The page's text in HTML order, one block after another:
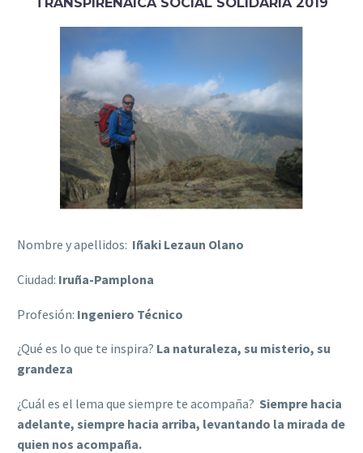
Nombre y apellidos: Iñaki Lezaun Olano
Ciudad: Iruña-Pamplona
Profesión: Ingeniero Técnico
¿Qué es lo que te inspira? La naturaleza, su misterio, su
grandeza
¿Cuál es el lema que siempre te acompaña? Siempre hacia
adelante, siempre hacia arriba, levantando la mirada de
quien nos acompaña.